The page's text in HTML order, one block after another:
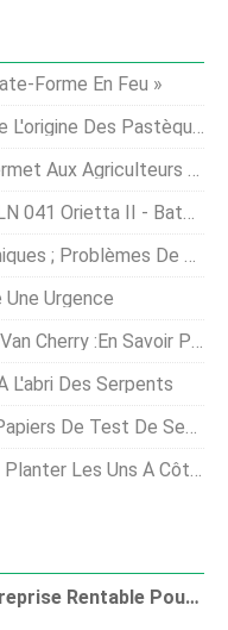
Forme En Feu »
Des Pastèques
De Tester La Technologie
Travail Pour La Pisciculture Agricole
De Tomates Aquaponiques
Urgence
Plus Sur La Culture Des Cerises Van
L'abri Des Serpents
De Test De Semences
Uns À Côté Des Autres
Guide D'entreprise Rentable Pour L'agriculture De Brocoli Pour Les Débutants